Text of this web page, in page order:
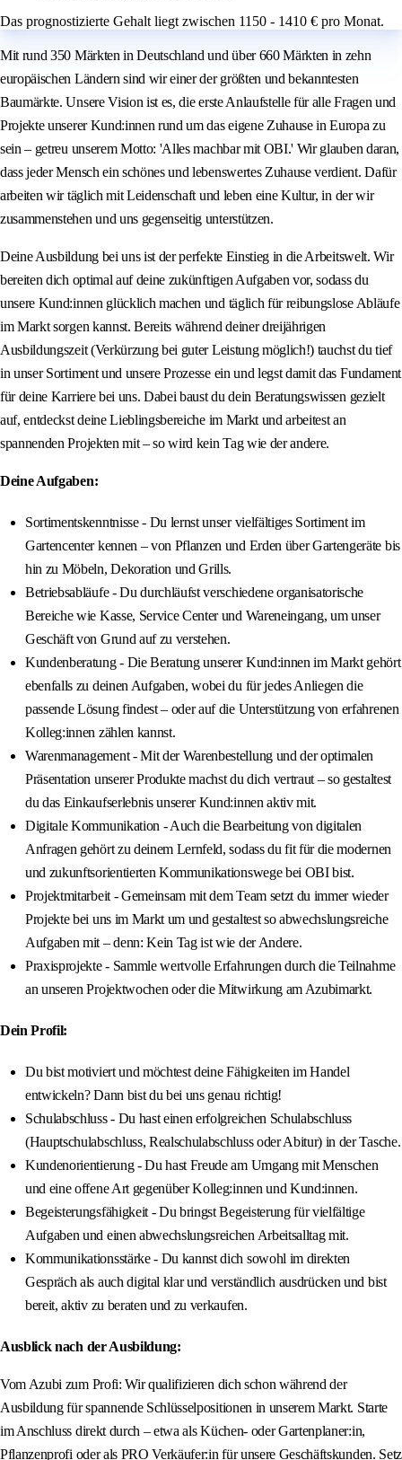
Das prognostizierte Gehalt liegt zwischen 1150 - 1410 € pro Monat.
Mit rund 350 Märkten in Deutschland und über 660 Märkten in zehn
europäischen Ländern sind wir einer der größten und bekanntesten
Baumärkte. Unsere Vision ist es, die erste Anlaufstelle für alle Fragen und
Projekte unserer Kund:innen rund um das eigene Zuhause in Europa zu
sein – getreu unserem Motto: 'Alles machbar mit OBI.' Wir glauben daran,
dass jeder Mensch ein schönes und lebenswertes Zuhause verdient. Dafür
arbeiten wir täglich mit Leidenschaft und leben eine Kultur, in der wir
zusammenstehen und uns gegenseitig unterstützen.
Deine Ausbildung bei uns ist der perfekte Einstieg in die Arbeitswelt. Wir
bereiten dich optimal auf deine zukünftigen Aufgaben vor, sodass du
unsere Kund:innen glücklich machen und täglich für reibungslose Abläufe
im Markt sorgen kannst. Bereits während deiner dreijährigen
Ausbildungszeit (Verkürzung bei guter Leistung möglich!) tauchst du tief
in unser Sortiment und unsere Prozesse ein und legst damit das Fundament
für deine Karriere bei uns. Dabei baust du dein Beratungswissen gezielt
auf, entdeckst deine Lieblingsbereiche im Markt und arbeitest an
spannenden Projekten mit – so wird kein Tag wie der andere.
Deine Aufgaben:
Sortimentskenntnisse - Du lernst unser vielfältiges Sortiment im
Gartencenter kennen – von Pflanzen und Erden über Gartengeräte bis
hin zu Möbeln, Dekoration und Grills.
Betriebsabläufe - Du durchläufst verschiedene organisatorische
Bereiche wie Kasse, Service Center und Wareneingang, um unser
Geschäft von Grund auf zu verstehen.
Kundenberatung - Die Beratung unserer Kund:innen im Markt gehört
ebenfalls zu deinen Aufgaben, wobei du für jedes Anliegen die
passende Lösung findest – oder auf die Unterstützung von erfahrenen
Kolleg:innen zählen kannst.
Warenmanagement - Mit der Warenbestellung und der optimalen
Präsentation unserer Produkte machst du dich vertraut – so gestaltest
du das Einkaufserlebnis unserer Kund:innen aktiv mit.
Digitale Kommunikation - Auch die Bearbeitung von digitalen
Anfragen gehört zu deinem Lernfeld, sodass du fit für die modernen
und zukunftsorientierten Kommunikationswege bei OBI bist.
Projektmitarbeit - Gemeinsam mit dem Team setzt du immer wieder
Projekte bei uns im Markt um und gestaltest so abwechslungsreiche
Aufgaben mit – denn: Kein Tag ist wie der Andere.
Praxisprojekte - Sammle wertvolle Erfahrungen durch die Teilnahme
an unseren Projektwochen oder die Mitwirkung am Azubimarkt.
Dein Profil:
Du bist motiviert und möchtest deine Fähigkeiten im Handel
entwickeln? Dann bist du bei uns genau richtig!
Schulabschluss - Du hast einen erfolgreichen Schulabschluss
(Hauptschulabschluss, Realschulabschluss oder Abitur) in der Tasche.
Kundenorientierung - Du hast Freude am Umgang mit Menschen
und eine offene Art gegenüber Kolleg:innen und Kund:innen.
Begeisterungsfähigkeit - Du bringst Begeisterung für vielfältige
Aufgaben und einen abwechslungsreichen Arbeitsalltag mit.
Kommunikationsstärke - Du kannst dich sowohl im direkten
Gespräch als auch digital klar und verständlich ausdrücken und bist
bereit, aktiv zu beraten und zu verkaufen.
Ausblick nach der Ausbildung:
Vom Azubi zum Profi: Wir qualifizieren dich schon während der
Ausbildung für spannende Schlüsselpositionen in unserem Markt. Starte
im Anschluss direkt durch – etwa als Küchen- oder Gartenplaner:in,
Pflanzenprofi oder als PRO Verkäufer:in für unsere Geschäftskunden. Setz